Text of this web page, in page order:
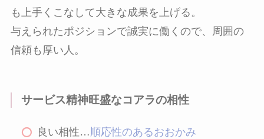
も上手くこなして大きな成果を上げる。
与えられたポジションで誠実に働くので、周囲の
信頼も厚い人。
サービス精神旺盛なコアラの相性
良い相性…順応性のあるおおかみ